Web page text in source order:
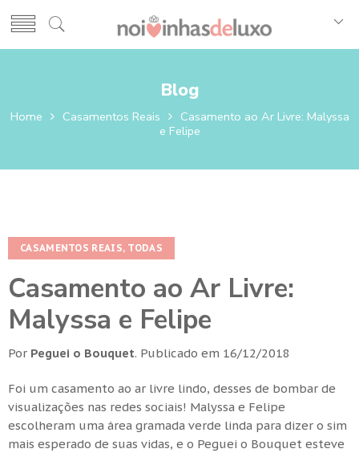
Blog
Home Casamentos Reais
Casamento ao Ar Livre: Malyssa
e Felipe
CASAMENTOS REAIS, TODAS
Casamento ao Ar Livre:
Malyssa e Felipe
Por Peguei o Bouquet. Publicado em 16/12/2018
Foi um casamento ao ar livre lindo, desses de bombar de
visualizações nas redes sociais! Malyssa e Felipe
escolheram uma área gramada verde linda para dizer o sim
mais esperado de suas vidas, e o Peguei o Bouquet esteve